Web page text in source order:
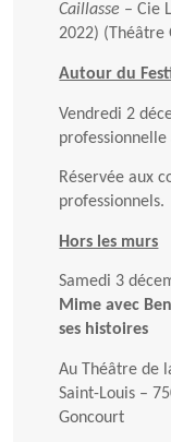
Caillasse – Cie
2022) (Théâtre
Autour du
Vendredi 2
professionnelle
Réservée aux
professionnels.
Hors les murs
Samedi 3
Mime avec
ses histoires
Au Théâtre de
Saint-Louis –
Goncourt